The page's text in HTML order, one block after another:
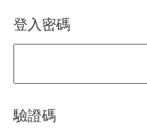
登入密碼
驗證碼